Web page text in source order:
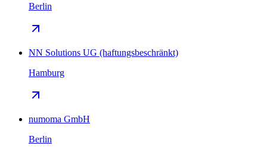
Berlin
NN Solutions UG (haftungsbeschränkt)
Hamburg
numoma GmbH
Berlin